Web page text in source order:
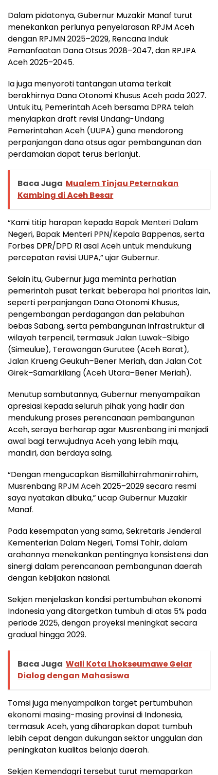
Dalam pidatonya, Gubernur Muzakir Manaf turut
menekankan perlunya penyelarasan RPJM Aceh
dengan RPJMN 2025–2029, Rencana Induk
Pemanfaatan Dana Otsus 2028–2047, dan RPJPA
Aceh 2025–2045.
Ia juga menyoroti tantangan utama terkait
berakhirnya Dana Otonomi Khusus Aceh pada 2027.
Untuk itu, Pemerintah Aceh bersama DPRA telah
menyiapkan draft revisi Undang-Undang
Pemerintahan Aceh (UUPA) guna mendorong
perpanjangan dana otsus agar pembangunan dan
perdamaian dapat terus berlanjut.
Baca Juga Mualem Tinjau Peternakan
Kambing di Aceh Besar
“Kami titip harapan kepada Bapak Menteri Dalam
Negeri, Bapak Menteri PPN/Kepala Bappenas, serta
Forbes DPR/DPD RI asal Aceh untuk mendukung
percepatan revisi UUPA,” ujar Gubernur.
Selain itu, Gubernur juga meminta perhatian
pemerintah pusat terkait beberapa hal prioritas lain,
seperti perpanjangan Dana Otonomi Khusus,
pengembangan perdagangan dan pelabuhan
bebas Sabang, serta pembangunan infrastruktur di
wilayah terpencil, termasuk Jalan Luwak–Sibigo
(Simeulue), Terowongan Gurutee (Aceh Barat),
Jalan Krueng Geukuh–Bener Meriah, dan Jalan Cot
Girek–Samarkilang (Aceh Utara–Bener Meriah).
Menutup sambutannya, Gubernur menyampaikan
apresiasi kepada seluruh pihak yang hadir dan
mendukung proses perencanaan pembangunan
Aceh, seraya berharap agar Musrenbang ini menjadi
awal bagi terwujudnya Aceh yang lebih maju,
mandiri, dan berdaya saing.
“Dengan mengucapkan Bismillahirrahmanirrahim,
Musrenbang RPJM Aceh 2025–2029 secara resmi
saya nyatakan dibuka,” ucap Gubernur Muzakir
Manaf.
Pada kesempatan yang sama, Sekretaris Jenderal
Kementerian Dalam Negeri, Tomsi Tohir, dalam
arahannya menekankan pentingnya konsistensi dan
sinergi dalam perencanaan pembangunan daerah
dengan kebijakan nasional.
Sekjen menjelaskan kondisi pertumbuhan ekonomi
Indonesia yang ditargetkan tumbuh di atas 5% pada
periode 2025, dengan proyeksi meningkat secara
gradual hingga 2029.
Baca Juga Wali Kota Lhokseumawe Gelar
Dialog dengan Mahasiswa
Tomsi juga menyampaikan target pertumbuhan
ekonomi masing-masing provinsi di Indonesia,
termasuk Aceh, yang diharapkan dapat tumbuh
lebih cepat dengan dukungan sektor unggulan dan
peningkatan kualitas belanja daerah.
Sekjen Kemendagri tersebut turut memaparkan